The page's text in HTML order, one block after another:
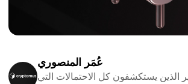
عُمَر المنصوري
الذين يستكشفون كل الاحتمالات التي